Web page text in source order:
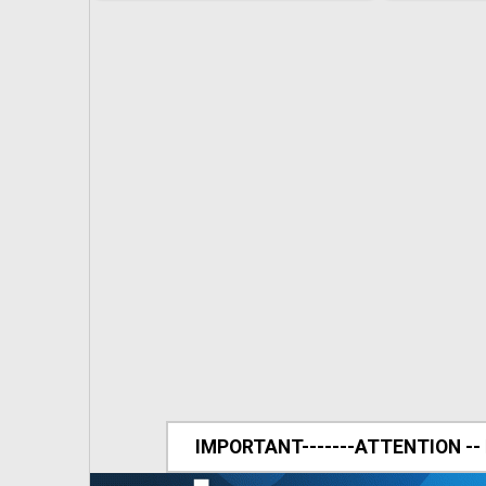
IMPORTANT-------ATTENTION --